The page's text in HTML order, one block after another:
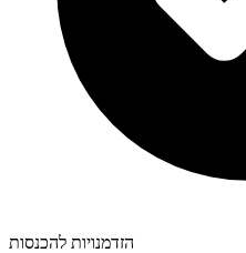
הזדמנויות להכנסות